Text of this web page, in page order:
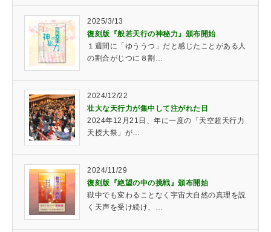
2025/3/13
復刻版『般若天行の神秘力』頒布開始
１週間に「ゆううつ」だと感じたことがある人
の割合がじつに８割…
2024/12/22
壮大な天行力が集中して注がれた日
2024年12月21日、年に一度の「天空超天行力
天授大祭」が…
2024/11/29
復刻版『絶望の中の挑戦』頒布開始
獄中でも変わることなく宇宙大自然の真理を説
く天声を受け続け、…